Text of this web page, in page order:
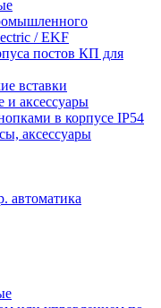
/ EKF
постов КП для
вставки
и аксессуары
в корпусе IP54
аксессуары
автоматика